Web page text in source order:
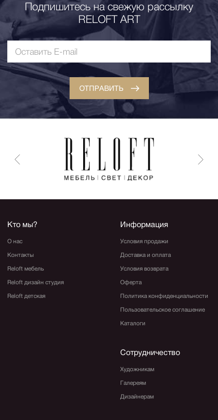
Подпишитесь на свежую рассылку
RELOFT ART
ОТПРАВИТЬ
Кто мы?
О нас
Контакты
Reloft мебель
Reloft дизайн студия
Reloft детская
Информация
Условия продажи
Доставка и оплата
Условия возврата
Оферта
Политика конфиденциальности
Пользовательское соглашение
Каталоги
Сотрудничество
Художникам
Галереям
Дизайнерам